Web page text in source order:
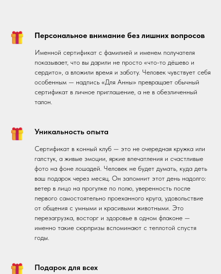
Персональное внимание без лишних вопросов
Именной сертификат с фамилией и именем получателя
показывает, что вы дарили не просто «что-то дёшево и
сердито», а вложили время и заботу. Человек чувствует себя
особенным — надпись «Для Анны» превращает обычный
сертификат в личное приглашение, а не в обезличенный
талон.
Уникальность опыта
Сертификат в конный клуб — это не очередная кружка или
галстук, а живые эмоции, яркие впечатления и счастливые
фото на фоне лошадей. Человек не будет думать, куда деть
ваш подарок через месяц. Он запомнит этот день надолго:
ветер в лицо на прогулке по полю, уверенность после
первого самостоятельно проеханного круга, удовольствие
от общения с умными и красивыми животными. Это
перезагрузка, восторг и здоровье в одном флаконе —
именно такие сюрпризы вспоминают с теплотой спустя
годы.
Подарок для всех